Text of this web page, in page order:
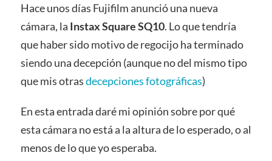
Hace unos días Fujifilm anunció una nueva
cámara, la Instax Square SQ10. Lo que tendría
que haber sido motivo de regocijo ha terminado
siendo una decepción (aunque no del mismo tipo
que mis otrasdecepciones fotográficas)
En esta entrada daré mi opinión sobre por qué
esta cámara no está a la altura de lo esperado, o al
menos de lo que yo esperaba.